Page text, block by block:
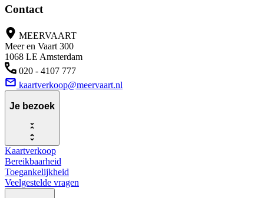
Contact
MEERVAART
Meer en Vaart 300
1068 LE Amsterdam
020 - 4107 777
kaartverkoop@meervaart.nl
Je bezoek
Kaartverkoop
Bereikbaarheid
Toegankelijkheid
Veelgestelde vragen